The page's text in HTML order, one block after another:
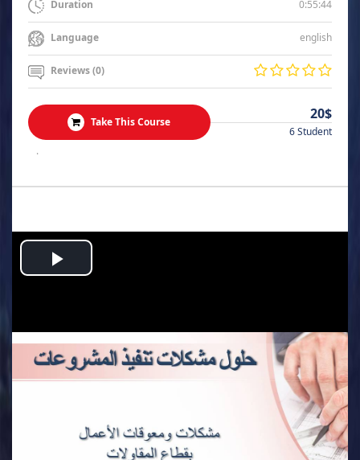
Duration 0:55:44
Language english
Reviews (0)
Take This Course 20$
6 Student
.
Play